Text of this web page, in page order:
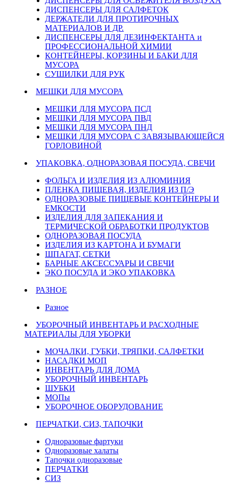
ДИСПЕНСЕРЫ ДЛЯ САЛФЕТОК
ДЕРЖАТЕЛИ ДЛЯ ПРОТИРОЧНЫХ
МАТЕРИАЛОВ И ДР.
ДИСПЕНСЕРЫ ДЛЯ ДЕЗИНФЕКТАНТА и
ПРОФЕССИОНАЛЬНОЙ ХИМИИ
КОНТЕЙНЕРЫ, КОРЗИНЫ И БАКИ ДЛЯ
МУСОРА
СУШИЛКИ ДЛЯ РУК
МЕШКИ ДЛЯ МУСОРА
МЕШКИ ДЛЯ МУСОРА ПСД
МЕШКИ ДЛЯ МУСОРА ПВД
МЕШКИ ДЛЯ МУСОРА ПНД
МЕШКИ ДЛЯ МУСОРА С ЗАВЯЗЫВАЮЩЕЙСЯ
ГОРЛОВИНОЙ
УПАКОВКА, ОДНОРАЗОВАЯ ПОСУДА, СВЕЧИ
ФОЛЬГА И ИЗДЕЛИЯ ИЗ АЛЮМИНИЯ
ПЛЕНКА ПИЩЕВАЯ, ИЗДЕЛИЯ ИЗ П/Э
ОДНОРАЗОВЫЕ ПИЩЕВЫЕ КОНТЕЙНЕРЫ И
ЕМКОСТИ
ИЗДЕЛИЯ ДЛЯ ЗАПЕКАНИЯ И
ТЕРМИЧЕСКОЙ ОБРАБОТКИ ПРОДУКТОВ
ОДНОРАЗОВАЯ ПОСУДА
ИЗДЕЛИЯ ИЗ КАРТОНА И БУМАГИ
ШПАГАТ, СЕТКИ
БАРНЫЕ АКСЕССУАРЫ И СВЕЧИ
ЭКО ПОСУДА И ЭКО УПАКОВКА
РАЗНОЕ
Разное
УБОРОЧНЫЙ ИНВЕНТАРЬ И РАСХОДНЫЕ
МАТЕРИАЛЫ ДЛЯ УБОРКИ
МОЧАЛКИ, ГУБКИ, ТРЯПКИ, САЛФЕТКИ
НАСАДКИ МОП
ИНВЕНТАРЬ ДЛЯ ДОМА
УБОРОЧНЫЙ ИНВЕНТАРЬ
ШУБКИ
МОПы
УБОРОЧНОЕ ОБОРУДОВАНИЕ
ПЕРЧАТКИ, СИЗ, ТАПОЧКИ
Одноразовые фартуки
Одноразовые халаты
Тапочки одноразовые
ПЕРЧАТКИ
СИЗ